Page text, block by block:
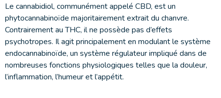
Le cannabidiol, communément appelé CBD, est un
phytocannabinoïde majoritairement extrait du chanvre.
Contrairement au THC, il ne possède pas d’effets
psychotropes. Il agit principalement en modulant le système
endocannabinoïde, un système régulateur impliqué dans de
nombreuses fonctions physiologiques telles que la douleur,
l’inflammation, l’humeur et l’appétit.